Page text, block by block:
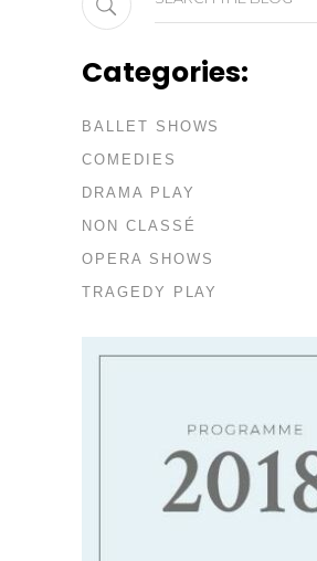
for:
Categories:
BALLET SHOWS
COMEDIES
DRAMA PLAY
NON CLASSÉ
OPERA SHOWS
TRAGEDY PLAY